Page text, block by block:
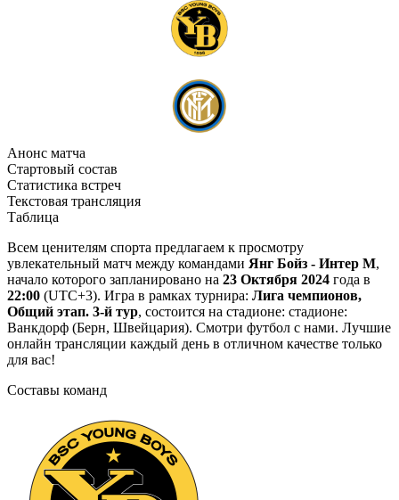
Анонс матча
Стартовый состав
Статистика встреч
Текстовая трансляция
Таблица
Всем ценителям спорта предлагаем к просмотру
увлекательный матч между командами Янг Бойз - Интер М,
начало которого запланировано на 23 Октября 2024 года в
22:00 (UTC+3). Игра в рамках турнира: Лига чемпионов,
Общий этап. 3-й тур, состоится на стадионе: стадионе:
Ванкдорф (Берн, Швейцария). Смотри футбол с нами. Лучшие
онлайн трансляции каждый день в отличном качестве только
для вас!
Составы команд